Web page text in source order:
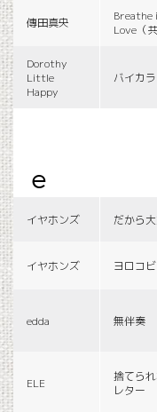
傳田真央
Breathe
Love（共
Dorothy
Little
Happy
バイカ
e
イヤホンズ だから
イヤホンズ ヨロコ
edda 無伴奏
ELE
捨てら
レター